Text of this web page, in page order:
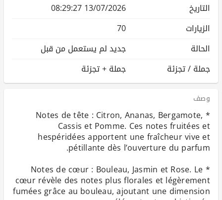
التاريخ
13/07/2026 08:29:27
الزيارات
70
الحالة
جديد لم يستعمل من قبل
جملة / تجزئة
جملة + تجزئة
وصف
* Notes de tête : Citron, Ananas, Bergamote,
Cassis et Pomme. Ces notes fruitées et
hespéridées apportent une fraîcheur vive et
* Notes de cœur : Bouleau, Jasmin et Rose. Le
cœur révèle des notes plus florales et légèrement
fumées grâce au bouleau, ajoutant une dimension